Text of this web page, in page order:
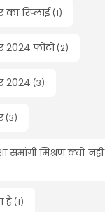
का रिप्लाई (1)
2024 फोटो(2)
2024 (3)
(3)
समांगी मिश्रण क्यों नहीं
है (1)